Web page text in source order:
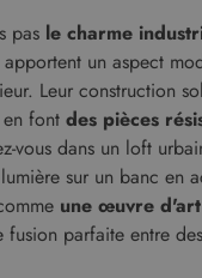
pas le charme
un aspect
Leur construction
font des pièces
vous dans un loft
sur un banc en
une œuvre d'art
fusion parfaite entre